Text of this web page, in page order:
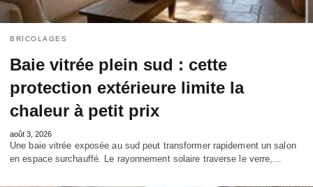
BRICOLAGES
Baie vitrée plein sud : cette
protection extérieure limite la
chaleur à petit prix
août 3, 2026
Une baie vitrée exposée au sud peut transformer rapidement un salon
en espace surchauffé. Le rayonnement solaire traverse le verre,…